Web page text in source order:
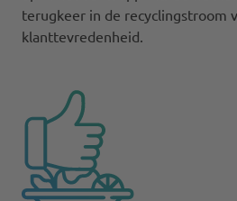
terugkeer in de recyclingstroom
klanttevredenheid.​